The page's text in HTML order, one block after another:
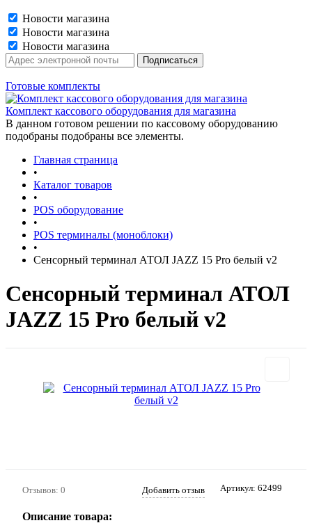
Новости магазина
Новости магазина
Новости магазина
Готовые комплекты
Комплект кассового оборудования для магазина
В данном готовом решении по кассовому оборудованию
подобраны подобраны все элементы.
Главная страница
•
Каталог товаров
•
POS оборудование
•
POS терминалы (моноблоки)
•
Сенсорный терминал АТОЛ JAZZ 15 Pro белый v2
Сенсорный терминал АТОЛ
JAZZ 15 Pro белый v2
Отзывов: 0 Добавить отзыв Артикул: 62499
Описание товара: